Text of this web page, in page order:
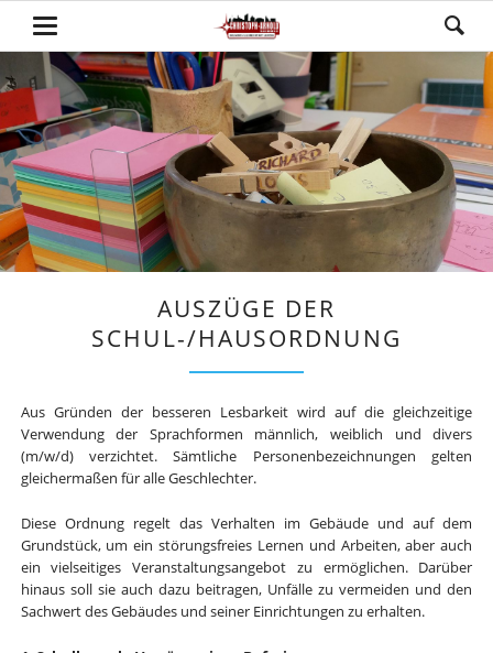
AUSZÜGE DER
SCHUL-/HAUSORDNUNG
Aus Gründen der besseren Lesbarkeit wird auf die gleichzeitige
Verwendung der Sprachformen männlich, weiblich und divers
(m/w/d) verzichtet. Sämtliche Personenbezeichnungen gelten
gleichermaßen für alle Geschlechter.
Diese Ordnung regelt das Verhalten im Gebäude und auf dem
Grundstück, um ein störungsfreies Lernen und Arbeiten, aber auch
ein vielseitiges Veranstaltungsangebot zu ermöglichen. Darüber
hinaus soll sie auch dazu beitragen, Unfälle zu vermeiden und den
Sachwert des Gebäudes und seiner Einrichtungen zu erhalten.